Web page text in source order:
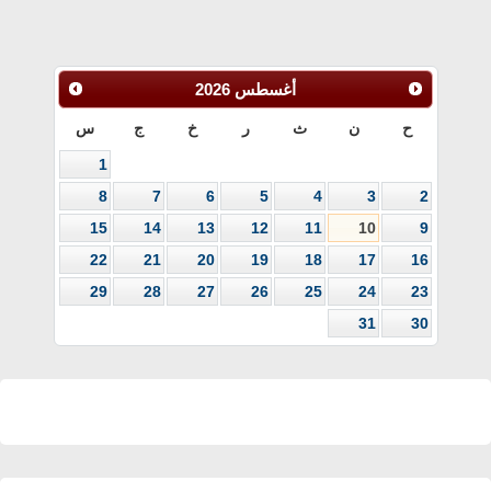
أغسطس 2026
ح ن ث ر خ ج س
1
2
3
4
5
6
7
8
9
10
11
12
13
14
15
16
17
18
19
20
21
22
23
24
25
26
27
28
29
30
31